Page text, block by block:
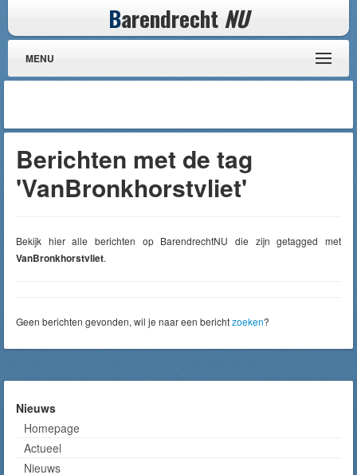
Barendrecht NU
MENU
Berichten met de tag
'VanBronkhorstvliet'
Bekijk hier alle berichten op BarendrechtNU die zijn getagged met
VanBronkhorstvliet.
Geen berichten gevonden, wil je naar een berichtzoeken?
Nieuws
Homepage
Actueel
Nieuws